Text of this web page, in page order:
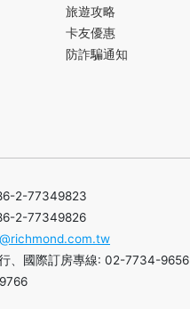
旅遊攻略
卡友優惠
防詐騙通知
2-77349823
2-77349826
、國際訂房專線: 02-7734-9656